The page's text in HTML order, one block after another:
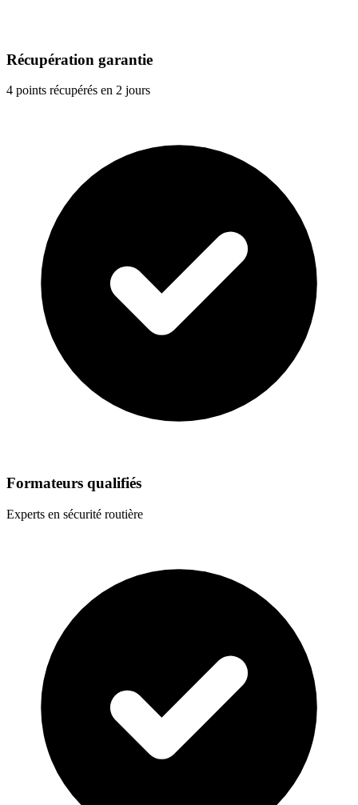
Récupération garantie
4 points récupérés en 2 jours
Formateurs qualifiés
Experts en sécurité routière